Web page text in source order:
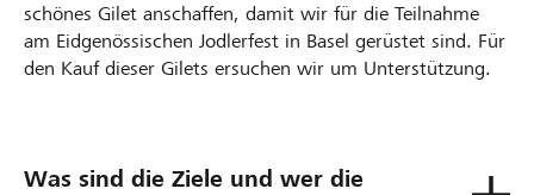
schönes Gilet anschaffen, damit wir für die Teilnahme
am Eidgenössischen Jodlerfest in Basel gerüstet sind. Für
den Kauf dieser Gilets ersuchen wir um Unterstützung.
Was sind die Ziele und wer die